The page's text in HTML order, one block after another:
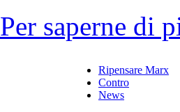
Per saperne di
Ripensare Marx
Contro
News